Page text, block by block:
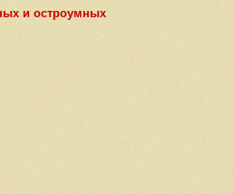
и остроумных